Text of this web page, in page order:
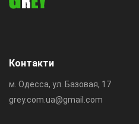
Контакти
м. Одесса, ул. Базовая, 17
grey.com.ua@gmail.com